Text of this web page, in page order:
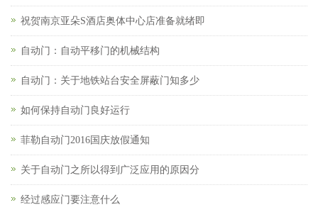
祝贺南京亚朵S酒店奥体中心店准备就绪即
自动门：自动平移门的机械结构
自动门：关于地铁站台安全屏蔽门知多少
如何保持自动门良好运行
菲勒自动门2016国庆放假通知
关于自动门之所以得到广泛应用的原因分
经过感应门要注意什么